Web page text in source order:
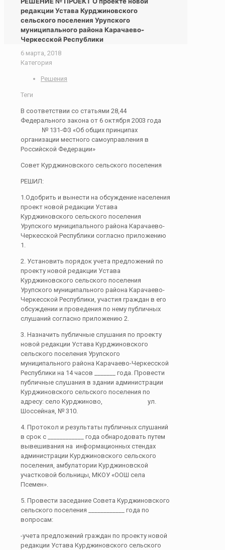
редакции Устава Курджиновского
сельского поселения Урупского
муниципального района Карачаево-
Черкесской Республики
6 марта, 2018
Категория
Решения
Теги
В соответствии со статьями 28,44
Федерального закона от 6 октября 2003 года
№ 131-ФЗ «Об общих принципах
организации местного самоуправления в
Российской Федерации»
Совет Курджиновского сельского поселения
РЕШИЛ:
1.Одобрить и вынести на обсуждение населения
проект новой редакции Устава
Курджиновского сельского поселения
Урупского муниципального района Карачаево-
Черкесской Республики согласно приложению
1.
2. Установить порядок учета предложений по
проекту новой редакции Устава
Курджиновского сельского поселения
Урупского муниципального района Карачаево-
Черкесской Республики, участия граждан в его
обсуждении и проведения по нему публичных
слушаний согласно приложению 2.
3. Назначить публичные слушания по проекту
новой редакции Устава Курджиновского
сельского поселения Урупского
муниципального района Карачаево-Черкесской
Республики на 14 часов _______ года. Провести
публичные слушания в здании администрации
Курджиновского сельского поселения по
адресу: село Курджиново, ул.
Шоссейная, № 310.
4. Протокол и результаты публичных слушаний
в срок с ____________ года обнародовать путем
вывешивания на информационных стендах
администрации Курджиновского сельского
поселения, амбулатории Курджиновской
участковой больницы, МКОУ «ООШ села
Псемен».
5. Провести заседание Совета Курджиновского
сельского поселения ____________ года по
вопросам:
-учета предложений граждан по проекту новой
редакции Устава Курджиновского сельского